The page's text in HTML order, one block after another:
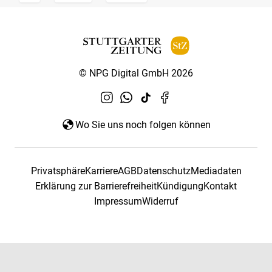
© NPG Digital GmbH 2026
Wo Sie uns noch folgen können
PrivatsphäreKarriereAGBDatenschutzMediadaten
Erklärung zur BarrierefreiheitKündigungKontakt
ImpressumWiderruf